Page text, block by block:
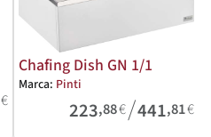
€
Chafing Dish GN 1/1
Marca: Pinti
223,88€/441,81€